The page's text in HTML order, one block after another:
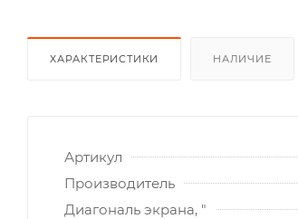
ХАРАКТЕРИСТИКИ НАЛИЧИЕ
Артикул
Производитель
Диагональ экрана, "